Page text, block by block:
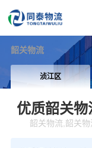
韶关物流
浈江区
优质韶关物
韶关物流,韶关